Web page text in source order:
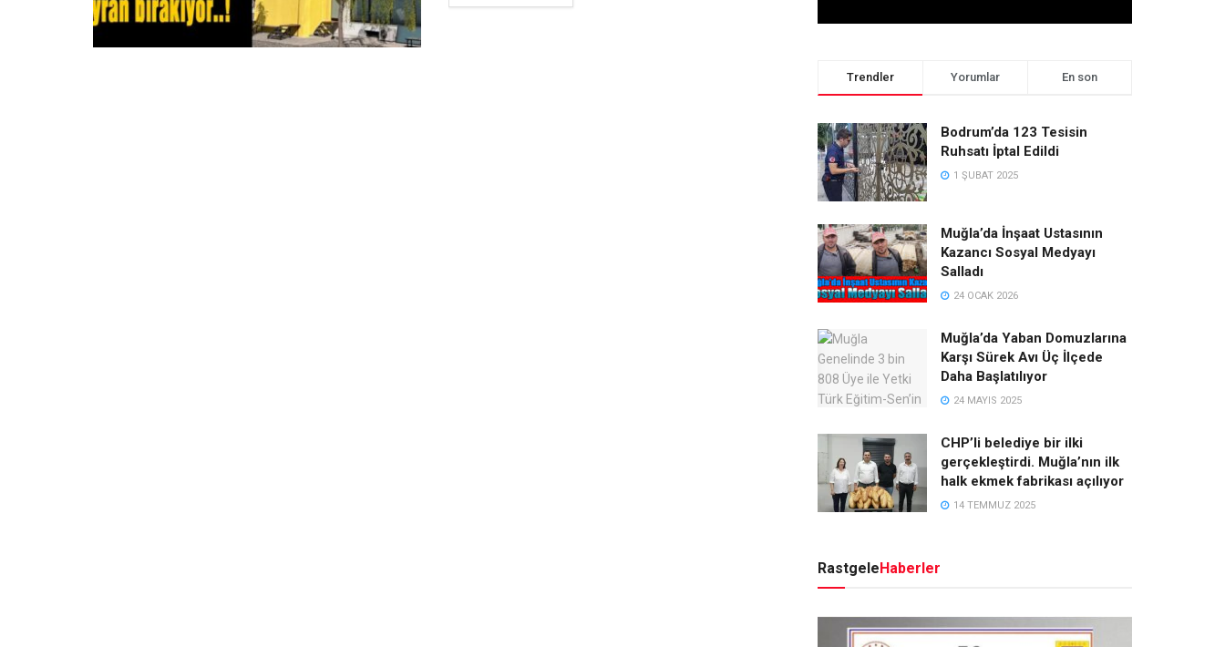
Trendler Yorumlar En son
Bodrum’da 123 Tesisin
Ruhsatı İptal Edildi
1 ŞUBAT 2025
Muğla’da İnşaat Ustasının
Kazancı Sosyal Medyayı
Salladı
24 OCAK 2026
Muğla’da Yaban Domuzlarına
Karşı Sürek Avı Üç İlçede
Daha Başlatılıyor
24 MAYIS 2025
CHP’li belediye bir ilki
gerçekleştirdi. Muğla’nın ilk
halk ekmek fabrikası açılıyor
14 TEMMUZ 2025
RastgeleHaberler